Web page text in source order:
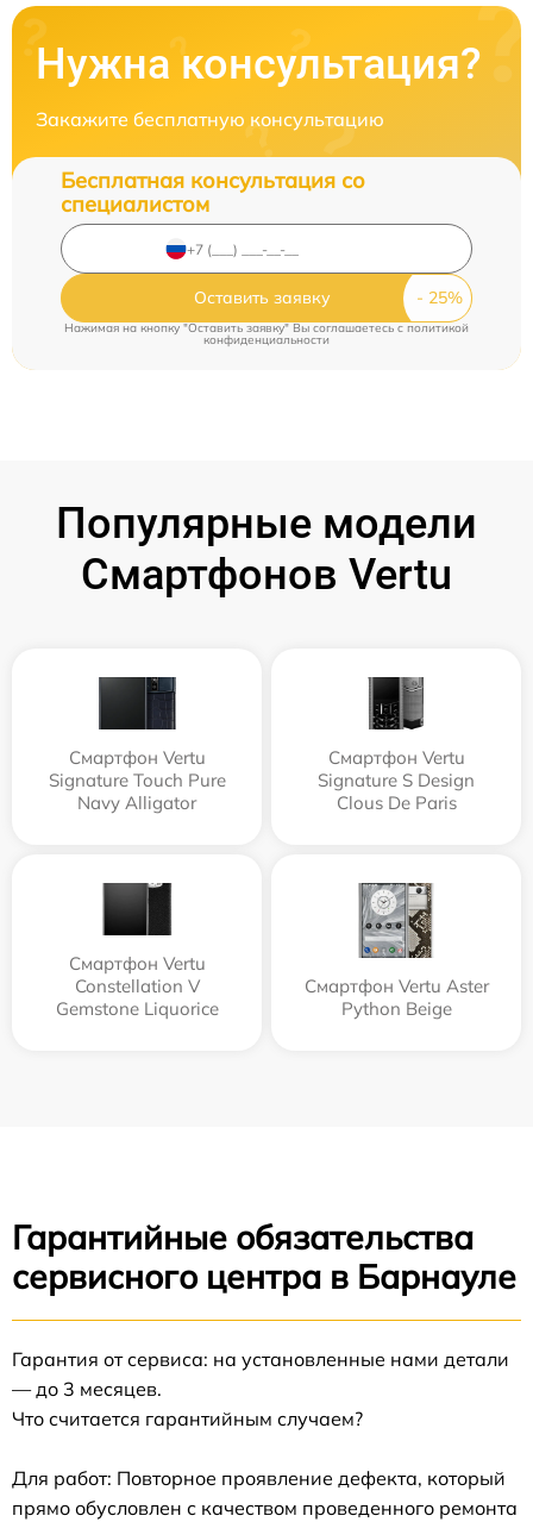
Нужна консультация?
Закажите бесплатную консультацию
Бесплатная консультация со
специалистом
Оставить заявку
Нажимая на кнопку "Оставить заявку" Вы соглашаетесь cполитикой
конфиденциальности
Популярные модели
Смартфонов Vertu
Смартфон Vertu
Signature Touch Pure
Navy Alligator
Смартфон Vertu
Signature S Design
Clous De Paris
Смартфон Vertu
Constellation V
Gemstone Liquorice
Смартфон Vertu Aster
Python Beige
Гарантийные обязательства
сервисного центра в Барнауле
Гарантия от сервиса: на установленные нами детали
— до 3 месяцев.
Что считается гарантийным случаем?
Для работ: Повторное проявление дефекта, который
прямо обусловлен с качеством проведенного ремонта